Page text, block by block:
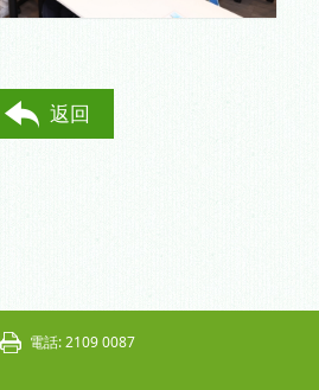
返回
電話: 2109 0087